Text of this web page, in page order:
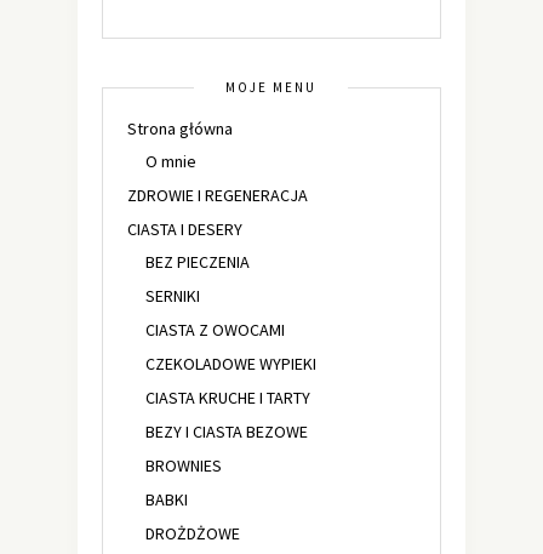
MOJE MENU
Strona główna
O mnie
ZDROWIE I REGENERACJA
CIASTA I DESERY
BEZ PIECZENIA
SERNIKI
CIASTA Z OWOCAMI
CZEKOLADOWE WYPIEKI
CIASTA KRUCHE I TARTY
BEZY I CIASTA BEZOWE
BROWNIES
BABKI
DROŻDŻOWE